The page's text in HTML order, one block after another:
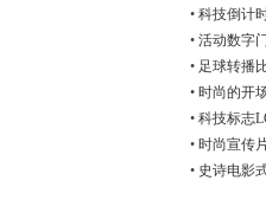
•科技倒计
•活动数字
• 足球转播
• 时尚的开
•科技标志
• 时尚宣传
• 史诗电影